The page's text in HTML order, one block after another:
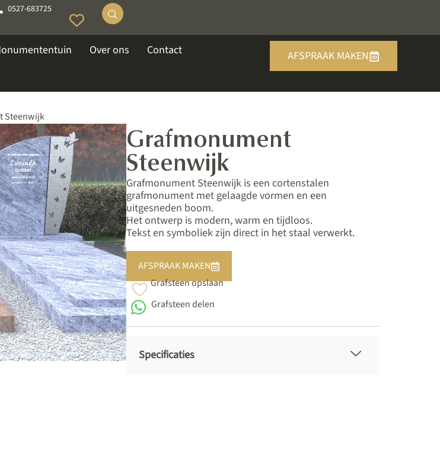
0527-683725
Over ons Contact AFSPRAAK MAKEN
Steenwijk
Grafmonument
Steenwijk
Grafmonument Steenwijk is een cortenstalen
grafmonument met gelaagde vormen en een
uitgesneden boom.
Het ontwerp is modern, warm en tijdloos.
Tekst en symboliek zijn direct in het staal verwerkt.
AFSPRAAK MAKEN
Grafsteen opslaan
Grafsteen delen
Specificaties